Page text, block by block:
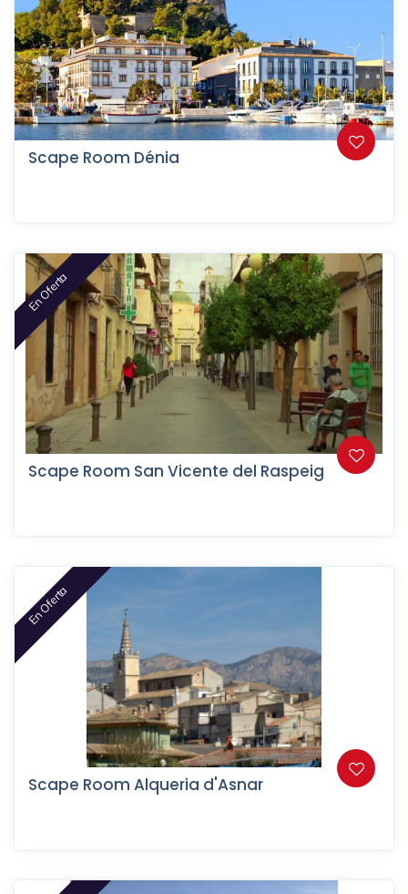
Scape Room Dénia
En Oferta
Scape Room San Vicente del Raspeig
En Oferta
Scape Room Alqueria d'Asnar